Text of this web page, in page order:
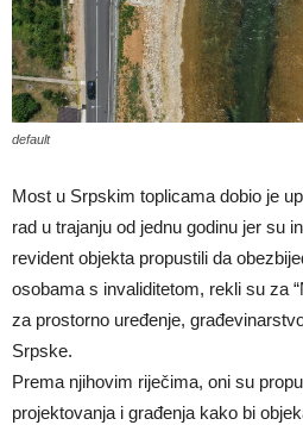
default
Most u Srpskim toplicama dobio je
rad u trajanju od jednu godinu jer su
revident objekta propustili da
osobama s invaliditetom, rekli su za
za prostorno uređenje,
Srpske.
Prema njihovim riječima, oni su
projektovanja i građenja kako bi